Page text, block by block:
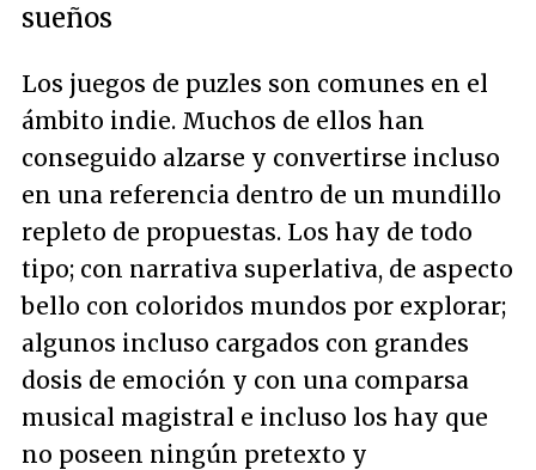
sueños
Los juegos de puzles son comunes en el
ámbito indie. Muchos de ellos han
conseguido alzarse y convertirse incluso
en una referencia dentro de un mundillo
repleto de propuestas. Los hay de todo
tipo; con narrativa superlativa, de aspecto
bello con coloridos mundos por explorar;
algunos incluso cargados con grandes
dosis de emoción y con una comparsa
musical magistral e incluso los hay que
no poseen ningún pretexto y